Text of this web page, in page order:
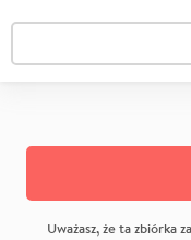
Uważasz, że ta zbiórka